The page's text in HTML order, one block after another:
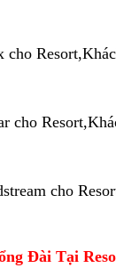
cho
cho
Đài Tại